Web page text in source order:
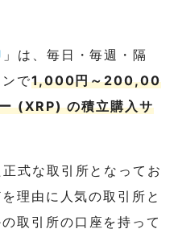
」は、毎日・毎週・隔
で1,000円～200,00
(XRP) の積立購入サ
式な取引所となってお
理由に人気の取引所と
取引所の口座を持って